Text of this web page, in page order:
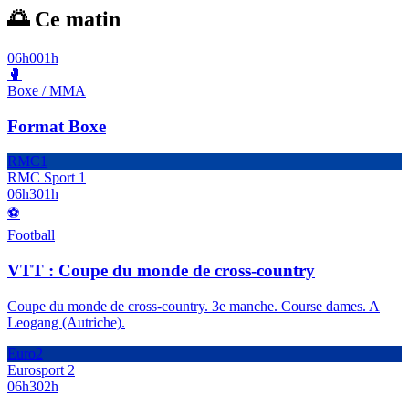
🌅 Ce matin
06h001h
🥊
Boxe / MMA
Format Boxe
RMC1
RMC Sport 1
06h301h
⚽
Football
VTT : Coupe du monde de cross-country
Coupe du monde de cross-country. 3e manche. Course dames. A
Leogang (Autriche).
Euro2
Eurosport 2
06h302h